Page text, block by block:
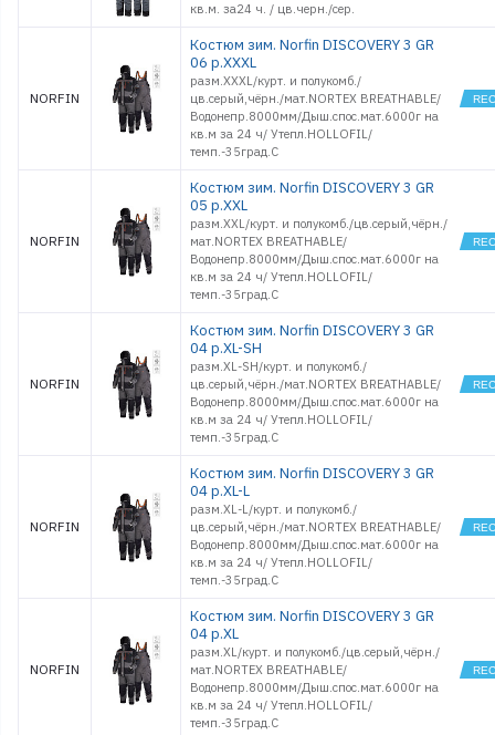
кв.м. за24 ч. / цв.черн./сер.
NORFIN
Костюм зим. Norfin DISCOVERY 3 GR
06 р.XXXL
разм.XXXL/курт. и полукомб./
цв.серый,чёрн./мат.NORTEX BREATHABLE/
Водонепр.8000мм/Дыш.спос.мат.6000г на
кв.м за 24 ч/ Утепл.HOLLOFIL/
темп.-35град.С
NORFIN
Костюм зим. Norfin DISCOVERY 3 GR
05 р.XXL
разм.XXL/курт. и полукомб./цв.серый,чёрн./
мат.NORTEX BREATHABLE/
Водонепр.8000мм/Дыш.спос.мат.6000г на
кв.м за 24 ч/ Утепл.HOLLOFIL/
темп.-35град.С
NORFIN
Костюм зим. Norfin DISCOVERY 3 GR
04 р.XL-SH
разм.XL-SH/курт. и полукомб./
цв.серый,чёрн./мат.NORTEX BREATHABLE/
Водонепр.8000мм/Дыш.спос.мат.6000г на
кв.м за 24 ч/ Утепл.HOLLOFIL/
темп.-35град.С
NORFIN
Костюм зим. Norfin DISCOVERY 3 GR
04 р.XL-L
разм.XL-L/курт. и полукомб./
цв.серый,чёрн./мат.NORTEX BREATHABLE/
Водонепр.8000мм/Дыш.спос.мат.6000г на
кв.м за 24 ч/ Утепл.HOLLOFIL/
темп.-35град.С
NORFIN
Костюм зим. Norfin DISCOVERY 3 GR
04 р.XL
разм.XL/курт. и полукомб./цв.серый,чёрн./
мат.NORTEX BREATHABLE/
Водонепр.8000мм/Дыш.спос.мат.6000г на
кв.м за 24 ч/ Утепл.HOLLOFIL/
темп.-35град.С